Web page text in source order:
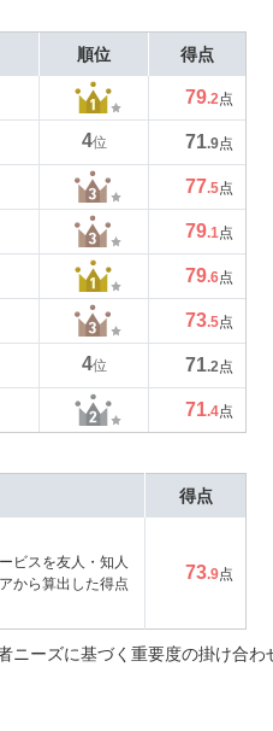
順位 得点
79.2点
4位 71.9点
77.5点
79.1点
79.6点
73.5点
4位 71.2点
71.4点
得点
ビスを友人・知人
から算出した得点
73.9点
ーズに基づく重要度の掛け合わ